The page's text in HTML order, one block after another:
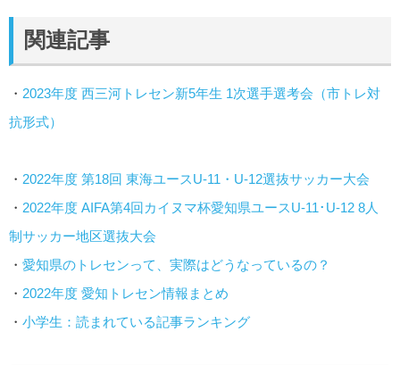
関連記事
・ 2023年度 西三河トレセン新5年生 1次選手選考会（市トレ対
抗形式）
・ 2022年度 第18回 東海ユースU-11・U-12選抜サッカー大会
・ 2022年度 AIFA第4回カイヌマ杯愛知県ユースU-11･U-12 8人
制サッカー地区選抜大会
・ 愛知県のトレセンって、実際はどうなっているの？
・ 2022年度 愛知トレセン情報まとめ
・ 小学生：読まれている記事ランキング